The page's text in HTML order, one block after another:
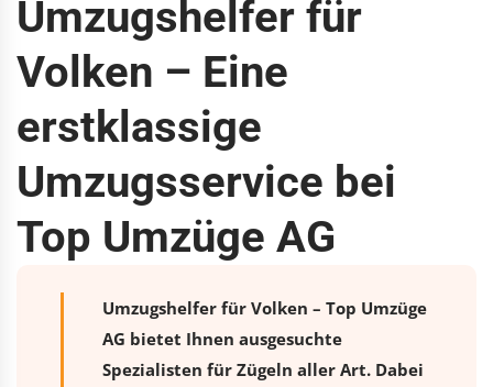
Umzugshelfer für
Volken – Eine
erstklassige
Umzugsservice bei
Top Umzüge AG
Umzugshelfer für Volken – Top Umzüge
AG bietet Ihnen ausgesuchte
Spezialisten für Zügeln aller Art. Dabei